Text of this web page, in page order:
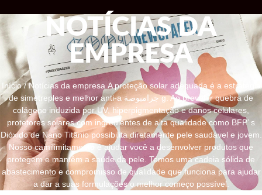
NOTÍCIAS DA
EMPRESA
Início/Notícias da empresa A proteção solar adequada é a estratégia
de simetreples e melhor anti-a جرامبوصة g. Ao prevenir quebra de
colágeno induzida por UV, hiperpigmentação e danos celulares,
protetores solares com ingredientes de alta qualidade como BFP’ s
Dióxido de Nano Titânio possibilita diretamente pele saudável e jovem.
Nosso camilimitamento é ajudar você a desenvolver produtos que
protegem e mantêm a saúde da pele. Temos uma cadeia sólida de
abastecimento e compromisso de qualidade que funciona para ajudar
a dar a suas formulações o melhor começo possível.